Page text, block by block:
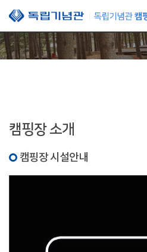
본문 바로가기
캠핑장 소개
캠핑장 시설안내